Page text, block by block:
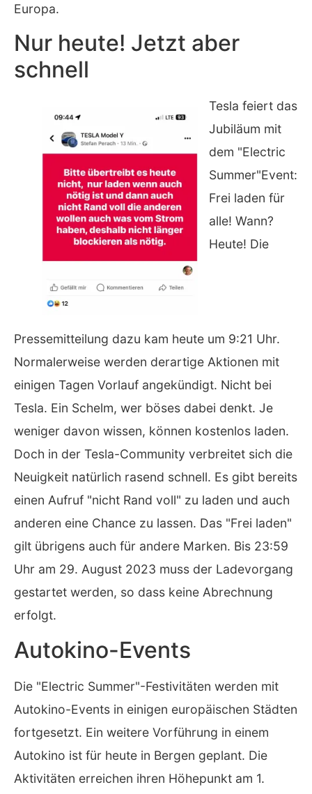
Europa.
Nur heute! Jetzt aber
schnell
Tesla feiert das
Jubiläum mit
dem "Electric
Summer"Event:
Frei laden für
alle! Wann?
Heute! Die
Pressemitteilung dazu kam heute um 9:21 Uhr.
Normalerweise werden derartige Aktionen mit
einigen Tagen Vorlauf angekündigt. Nicht bei
Tesla. Ein Schelm, wer böses dabei denkt. Je
weniger davon wissen, können kostenlos laden.
Doch in der Tesla-Community verbreitet sich die
Neuigkeit natürlich rasend schnell. Es gibt bereits
einen Aufruf "nicht Rand voll" zu laden und auch
anderen eine Chance zu lassen. Das "Frei laden"
gilt übrigens auch für andere Marken. Bis 23:59
Uhr am 29. August 2023 muss der Ladevorgang
gestartet werden, so dass keine Abrechnung
erfolgt.
Autokino-Events
Die "Electric Summer"-Festivitäten werden mit
Autokino-Events in einigen europäischen Städten
fortgesetzt. Ein weitere Vorführung in einem
Autokino ist für heute in Bergen geplant. Die
Aktivitäten erreichen ihren Höhepunkt am 1.